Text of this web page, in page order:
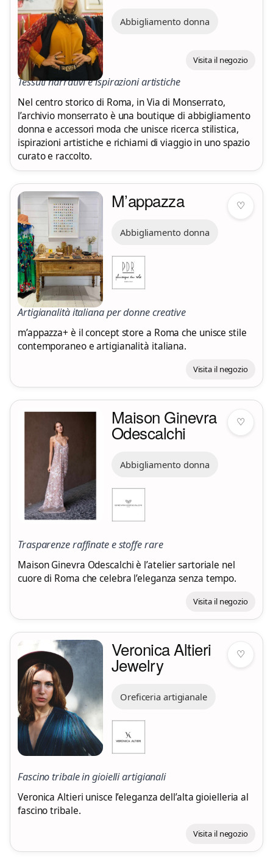
Abbigliamento donna
Tessuti narrativi e ispirazioni artistiche
Nel centro storico di Roma, in Via di Monserrato,
l’archivio monserrato è una boutique di abbigliamento
donna e accessori moda che unisce ricerca stilistica,
ispirazioni artistiche e richiami di viaggio in uno spazio
curato e raccolto.
Visita il negozio
♡
M’appazza
Abbigliamento donna
Artigianalità italiana per donne creative
m’appazza+ è il concept store a Roma che unisce stile
contemporaneo e artigianalità italiana.
Visita il negozio
♡
Maison Ginevra
Odescalchi
Abbigliamento donna
Trasparenze raffinate e stoffe rare
Maison Ginevra Odescalchi è l’atelier sartoriale nel
cuore di Roma che celebra l’eleganza senza tempo.
Visita il negozio
♡
Veronica Altieri
Jewelry
Oreficeria artigianale
Fascino tribale in gioielli artigianali
Veronica Altieri unisce l’eleganza dell’alta gioielleria al
fascino tribale.
Visita il negozio